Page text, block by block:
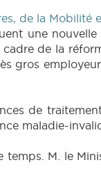
de la Mobilité
une
de la
gros
de
maladie-
M. le